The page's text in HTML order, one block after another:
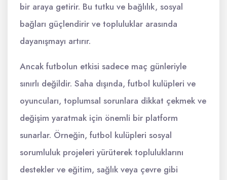
bir araya getirir. Bu tutku ve bağlılık, sosyal
bağları güçlendirir ve topluluklar arasında
dayanışmayı artırır.
Ancak futbolun etkisi sadece maç günleriyle
sınırlı değildir. Saha dışında, futbol kulüpleri ve
oyuncuları, toplumsal sorunlara dikkat çekmek ve
değişim yaratmak için önemli bir platform
sunarlar. Örneğin, futbol kulüpleri sosyal
sorumluluk projeleri yürüterek topluluklarını
destekler ve eğitim, sağlık veya çevre gibi